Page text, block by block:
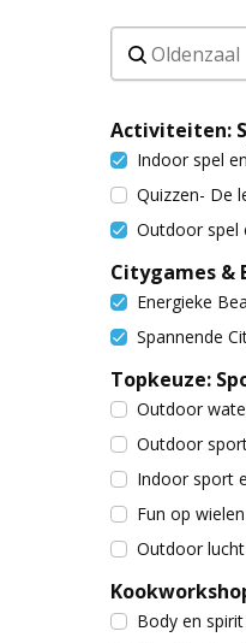
Activiteiten:
Indoor spel
Quizzen- De
Outdoor spel
Citygames &
Energieke
Spannende
Topkeuze:
Outdoor
Outdoor
Indoor sport
Fun op wielen
Outdoor lucht
Body en spirit